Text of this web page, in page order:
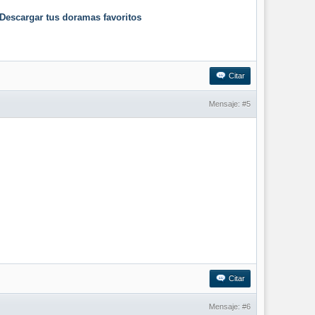
Descargar tus doramas favoritos
Citar
Mensaje: #5
Citar
Mensaje: #6